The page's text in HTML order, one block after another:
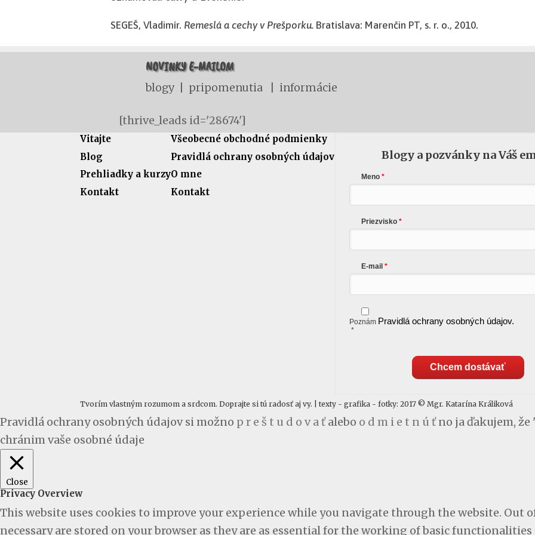
SEGEŠ, Vladimír. Remeslá a cechy v Prešporku. Bratislava: Marenčin PT, s. r. o., 2010.
NOVINKY E-MAILOM
blogy | pripomenutia | informácie
[thrive_leads id='28674']
Vitajte
Blog
Prehliadky a kurzy
Kontakt
Všeobecné obchodné podmienky
Pravidlá ochrany osobných údajov
O mne
Kontakt
Blogy a pozvánky na Váš
Meno
Priezvisko
E-mail
Poznám Pravidlá ochrany osobných údajov.
*
Chcem dostávať
Tvorím vlastným rozumom a srdcom. Doprajte si tú radosť aj vy. | texty - grafika - fotky: 2017 © Mgr. Katarína Králiková
Pravidlá ochrany osobných údajov si možno p r e š t u d o v a ťalebo o d m i e t n ú ťno ja ďakujem, že
chránim vaše osobné údaje
Close
Privacy Overview
This website uses cookies to improve your experience while you navigate through the website. Out
necessary are stored on your browser as they are as essential for the working of basic